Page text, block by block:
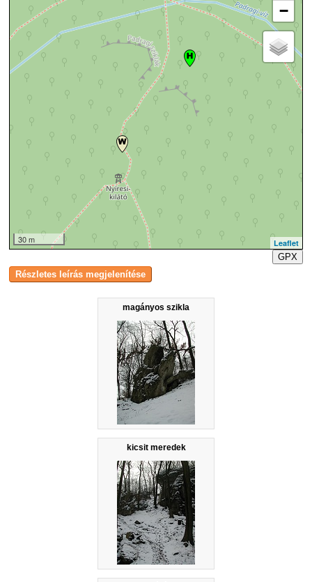
magányos szikla
kicsit meredek
−
30 m
Leaflet
GPX